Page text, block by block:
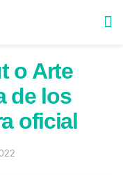
o Arte
de los
oficial